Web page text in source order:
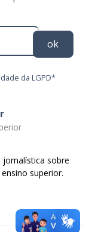
ok
da LGPD*
sobre
superior.